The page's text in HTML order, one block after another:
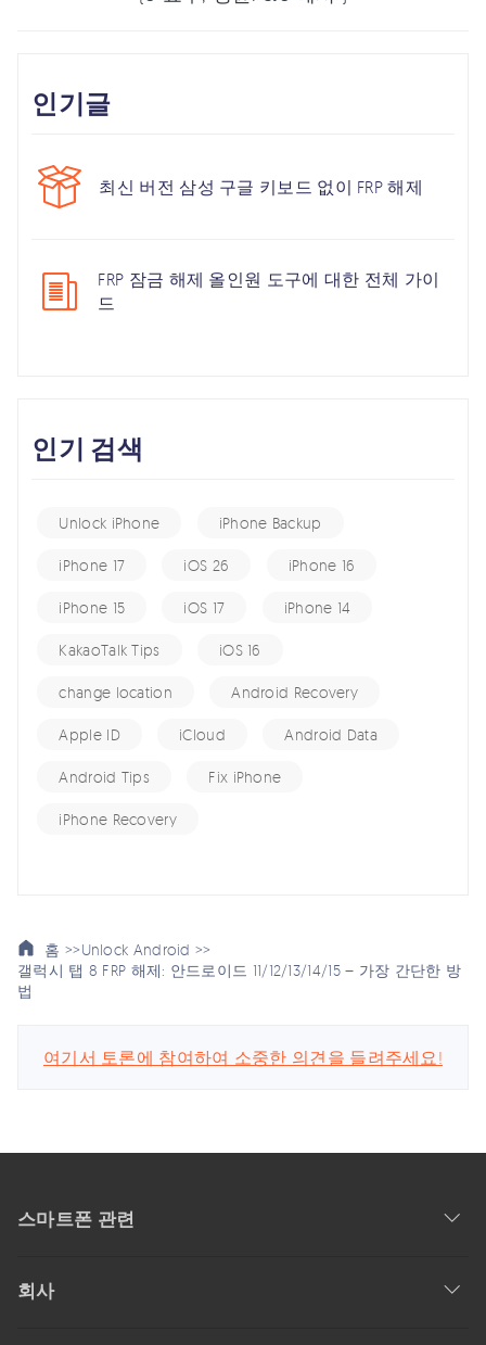
인기글
최신 버전 삼성 구글 키보드 없이 FRP 해제
FRP 잠금 해제 올인원 도구에 대한 전체 가이
드
인기 검색
Unlock iPhone iPhone Backup
iPhone 17 iOS 26 iPhone 16
iPhone 15 iOS 17 iPhone 14
KakaoTalk Tips iOS 16
change location Android Recovery
Apple ID iCloud Android Data
Android Tips Fix iPhone
iPhone Recovery
홈 >>Unlock Android >>
갤럭시 탭 8 FRP 해제: 안드로이드 11/12/13/14/15 – 가장 간단한 방
법
여기서 토론에 참여하여 소중한 의견을 들려주세요!
스마트폰 관련
회사